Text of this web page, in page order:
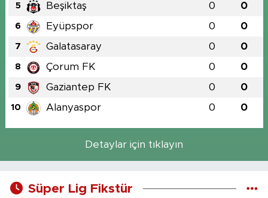
5 Beşiktaş 0 0
6 Eyüpspor 0 0
7 Galatasaray 0 0
8 Çorum FK 0 0
9 Gaziantep FK 0 0
10 Alanyaspor 0 0
Detaylar için tıklayın
Süper Lig Fikstür